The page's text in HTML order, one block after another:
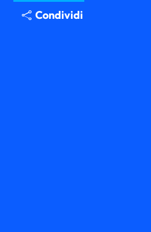
Condividi